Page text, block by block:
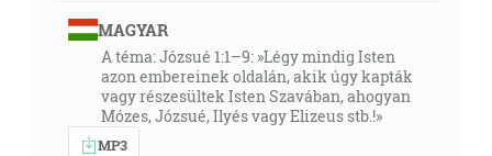
MAGYAR
A téma: Józsué 1:1–9: »Légy mindig Isten
azon embereinek oldalán, akik úgy kapták
vagy részesültek Isten Szavában, ahogyan
Mózes, Józsué, Ilyés vagy Elizeus stb.!»
MP3